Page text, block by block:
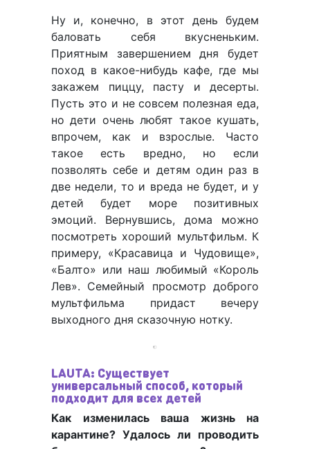
Ну и, конечно, в этот день будем
баловать себя вкусненьким.
Приятным завершением дня будет
поход в какое-нибудь кафе, где мы
закажем пиццу, пасту и десерты.
Пусть это и не совсем полезная еда,
но дети очень любят такое кушать,
впрочем, как и взрослые. Часто
такое есть вредно, но если
позволять себе и детям один раз в
две недели, то и вреда не будет, и у
детей будет море позитивных
эмоций. Вернувшись, дома можно
посмотреть хороший мультфильм. К
примеру, «Красавица и Чудовище»,
«Балто» или наш любимый «Король
Лев». Семейный просмотр доброго
мультфильма придаст вечеру
выходного дня сказочную нотку.
LAUTA: Существует
универсальный способ, который
подходит для всех детей
Как изменилась ваша жизнь на
карантине? Удалось ли проводить